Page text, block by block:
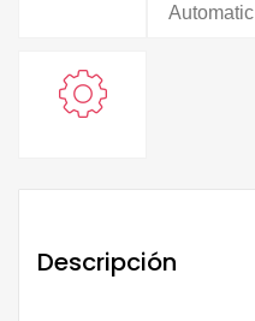
Automatic
Descripción